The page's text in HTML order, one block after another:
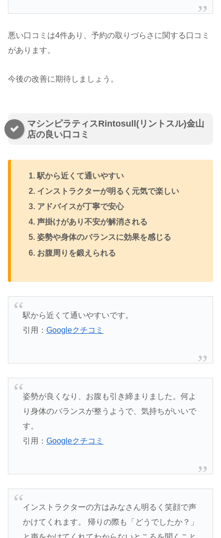
悪い口コミは4件あり、予約の取りづらさに関する口コミ
があります。
今後の改善に期待しましょう。
マシンピラティスRintosull(リントスル)金山
店の良い口コミ
駅から近くて通いやすい
インストラクターが明るく元気で楽しい
アドバイスが丁寧で安心
声掛けがあり不安が解消される
姿勢や身体のバランスに効果を感じる
お腹周りを鍛えられる
駅から近くて通いやすいです。
引用： Googleクチコミ
姿勢が良くなり、お腹も引き締まりました。何よ
り身体のバランスが整うようで、気持ちがいいで
す。
引用： Googleクチコミ
インストラクターの方はみなさん明るく笑顔で声
かけてくれます。 帰りの際も「どうでしたか？」